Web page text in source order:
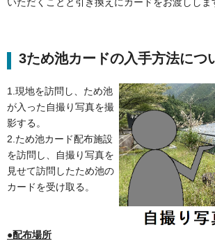
いただくことと引き換えにカードをお渡ししま
3ため池カードの入手方法につ
1.現地を訪問し、ため池
が入った自撮り写真を撮
影する。
2.ため池カード配布施設
を訪問し、自撮り写真を
見せて訪問したため池の
カードを受け取る。
●配布場所